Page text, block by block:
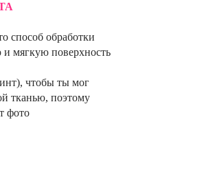
способ обработки
и мягкую поверхность
чтобы ты мог
тканью, поэтому
фото